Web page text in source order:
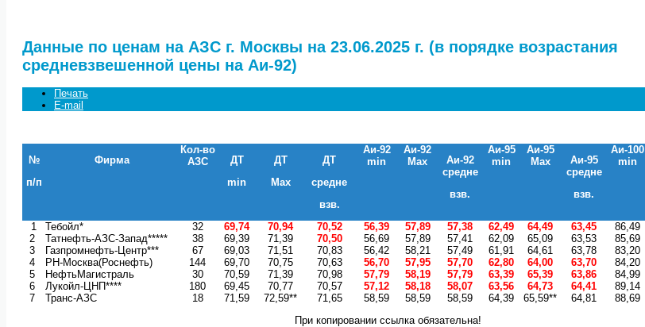
Данные по ценам на АЗС г. Москвы на 23.06.2025 г. (в порядке возрастания
средневзвешенной цены на Аи-92)
Печать
E-mail
№
п/п
Фирма
Кол-во
АЗС
ДТ
min
ДТ
Max
ДТ
средне
взв.
Аи-92
min
Аи-92
Max
Аи-92
средне
взв.
Аи-95
min
Аи-95
Max
Аи-95
средне
взв.
Аи-100
min
1 Тебойл* 32 69,74 70,94 70,52 56,39 57,89 57,38 62,49 64,49 63,45 86,49
2
Татнефть-АЗС-Запад***** 38 69,39 71,39 70,50 56,69 57,89 57,41 62,09 65,09 63,53 85,69
3
Газпромнефть-Центр*** 67 69,03 71,51 70,83 56,42 58,21 57,49 61,91 64,61 63,78 83,20
4
РН-Москва(Роснефть) 144 69,70 70,75 70,63 56,70 57,95 57,70 62,80 64,00 63,70 84,20
5
НефтьМагистраль 30 70,59 71,39 70,98 57,79 58,19 57,79 63,39 65,39 63,86 84,99
6
Лукойл-ЦНП**** 180 69,45 70,77 70,57 57,12 58,18 58,07 63,56 64,73 64,41 89,14
7
Транс-АЗС 18 71,59 72,59** 71,65 58,59 58,59 58,59 64,39 65,59** 64,81 88,69
При копировании ссылка обязательна!